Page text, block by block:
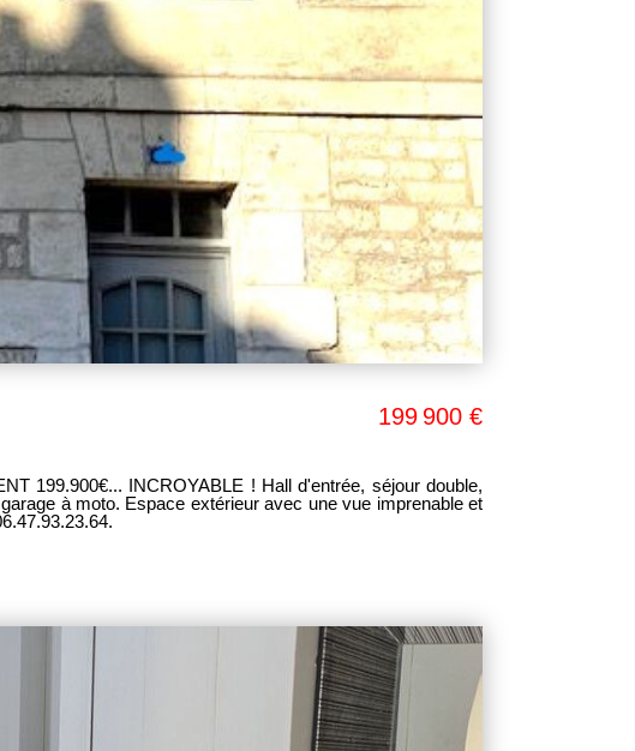
199 900 €
199.900€... INCROYABLE ! Hall d'entrée, séjour double,
à moto. Espace extérieur avec une vue imprenable et